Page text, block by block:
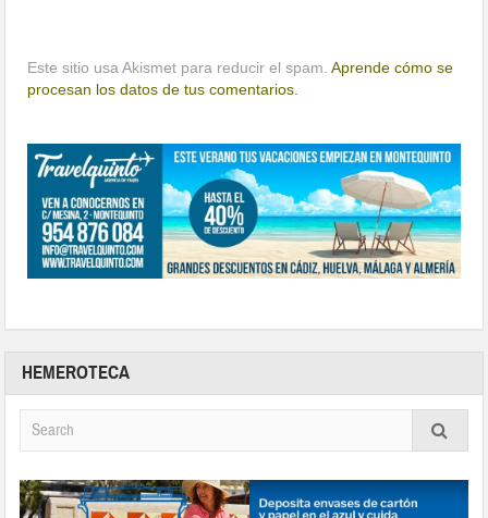
Este sitio usa Akismet para reducir el spam.Aprende cómo se
procesan los datos de tus comentarios.
HEMEROTECA